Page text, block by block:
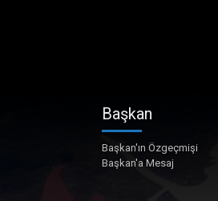
Başkan
Başkan'ın Özgeçmişi
Başkan'a Mesaj